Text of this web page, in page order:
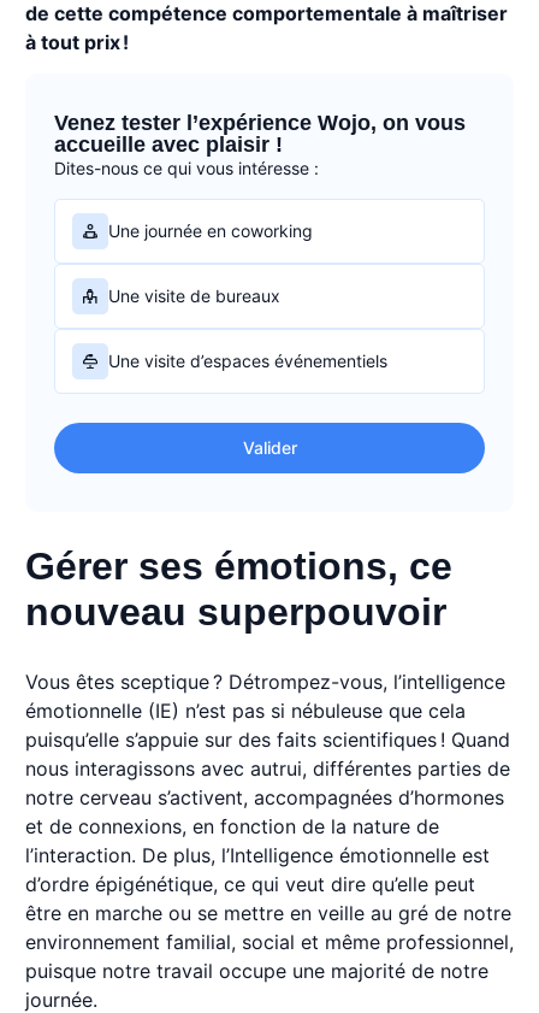
de cette compétence comportementale à maîtriser
à tout prix !
Venez tester l’expérience Wojo, on vous
accueille avec plaisir !
Dites-nous ce qui vous intéresse :
Une journée en coworking
Une visite de bureaux
Une visite d’espaces événementiels
Valider
Gérer ses émotions, ce
nouveau superpouvoir
Vous êtes sceptique ? Détrompez-vous, l’intelligence
émotionnelle (IE) n’est pas si nébuleuse que cela
puisqu’elle s’appuie sur des faits scientifiques ! Quand
nous interagissons avec autrui, différentes parties de
notre cerveau s’activent, accompagnées d’hormones
et de connexions, en fonction de la nature de
l’interaction. De plus, l’Intelligence émotionnelle est
d’ordre épigénétique, ce qui veut dire qu’elle peut
être en marche ou se mettre en veille au gré de notre
environnement familial, social et même professionnel,
puisque notre travail occupe une majorité de notre
journée.